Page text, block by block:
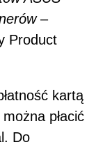
–
Product
kartą
płacić
Do